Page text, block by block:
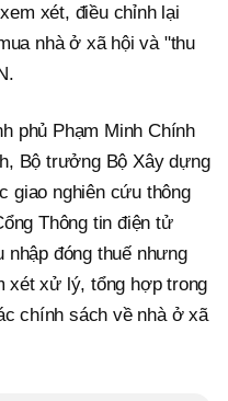
xét, điều chỉnh lại
nhà ở xã hội và "thu
phủ Phạm Minh Chính
Bộ trưởng Bộ Xây dựng
giao nghiên cứu thông
Thông tin điện tử
đóng thuế nhưng
xét xử lý, tổng hợp trong
chính sách về nhà ở xã